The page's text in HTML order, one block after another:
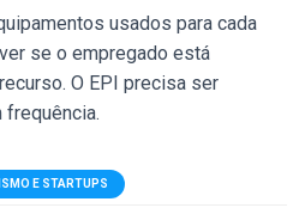
usados para cada
se o empregado está
O EPI precisa ser
frequência.
E STARTUPS